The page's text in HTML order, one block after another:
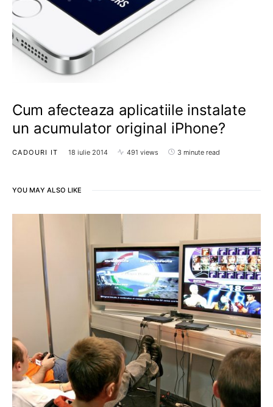
Cum afecteaza aplicatiile instalate
un acumulator original iPhone?
CADOURI IT 18 iulie 2014 491 views 3 minute read
YOU MAY ALSO LIKE